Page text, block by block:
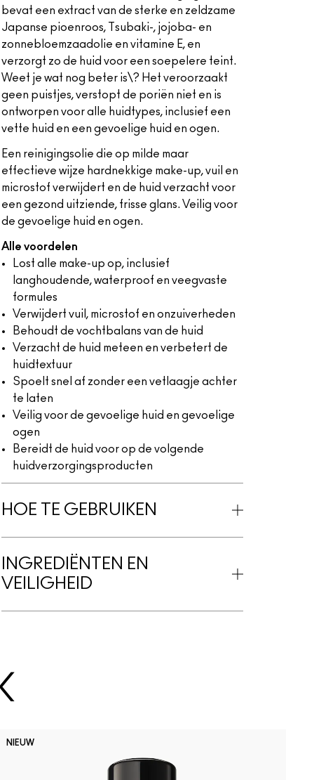
bevat een extract van de sterke en zeldzame
Japanse pioenroos, Tsubaki-, jojoba- en
zonnebloemzaadolie en vitamine E, en
verzorgt zo de huid voor een soepelere teint.
Weet je wat nog beter is\? Het veroorzaakt
geen puistjes, verstopt de poriën niet en is
ontworpen voor alle huidtypes, inclusief een
vette huid en een gevoelige huid en ogen.
Een reinigingsolie die op milde maar
effectieve wijze hardnekkige make-up, vuil en
microstof verwijdert en de huid verzacht voor
een gezond uitziende, frisse glans. Veilig voor
de gevoelige huid en ogen.
Alle voordelen
Lost alle make-up op, inclusief
langhoudende, waterproof en veegvaste
formules
Verwijdert vuil, microstof en onzuiverheden
Behoudt de vochtbalans van de huid
Verzacht de huid meteen en verbetert de
huidtextuur
Spoelt snel af zonder een vetlaagje achter
te laten
Veilig voor de gevoelige huid en gevoelige
ogen
Bereidt de huid voor op de volgende
huidverzorgingsproducten
HOE TE GEBRUIKEN
INGREDIËNTEN EN
VEILIGHEID
NIEUW